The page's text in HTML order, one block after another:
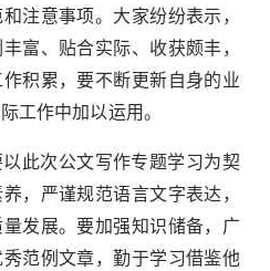
注意事项。大家纷纷表示，
富、贴合实际、收获颇丰，
积累，要不断更新自身的业
工作中加以运用。
此次公文写作专题学习为契
，严谨规范语言文字表达，
发展。要加强知识储备，广
范例文章，勤于学习借鉴他